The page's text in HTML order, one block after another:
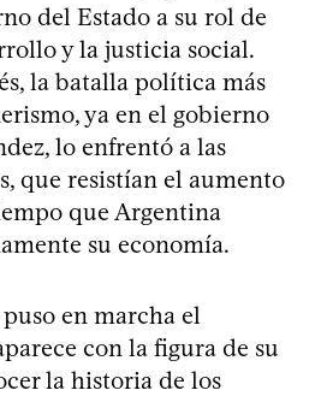
del Estado a su rol de
y la justicia social.
la batalla política más
ya en el gobierno
lo enfrentó a las
que resistían el aumento
que Argentina
su economía.
en marcha el
con la figura de su
la historia de los